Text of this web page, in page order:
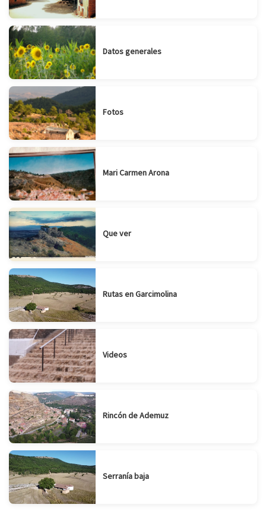
Datos generales
Fotos
Mari Carmen Arona
Que ver
Rutas en Garcimolina
Videos
Rincón de Ademuz
Serranía baja